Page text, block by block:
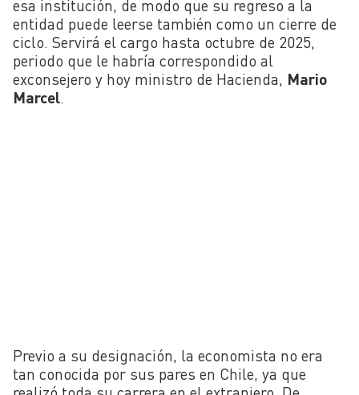
esa institución, de modo que su regreso a la
entidad puede leerse también como un cierre de
ciclo. Servirá el cargo hasta octubre de 2025,
periodo que le habría correspondido al
exconsejero y hoy ministro de Hacienda, Mario
Marcel.
Previo a su designación, la economista no era
tan conocida por sus pares en Chile, ya que